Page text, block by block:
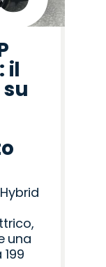
il
una